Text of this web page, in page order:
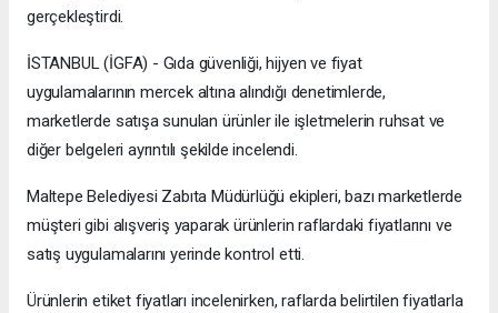
gerçekleştirdi.
İSTANBUL (İGFA) - Gıda güvenliği, hijyen ve fiyat
uygulamalarının mercek altına alındığı denetimlerde,
marketlerde satışa sunulan ürünler ile işletmelerin ruhsat ve
diğer belgeleri ayrıntılı şekilde incelendi.
Maltepe Belediyesi Zabıta Müdürlüğü ekipleri, bazı marketlerde
müşteri gibi alışveriş yaparak ürünlerin raflardaki fiyatlarını ve
satış uygulamalarını yerinde kontrol etti.
Ürünlerin etiket fiyatları incelenirken, raflarda belirtilen fiyatlarla